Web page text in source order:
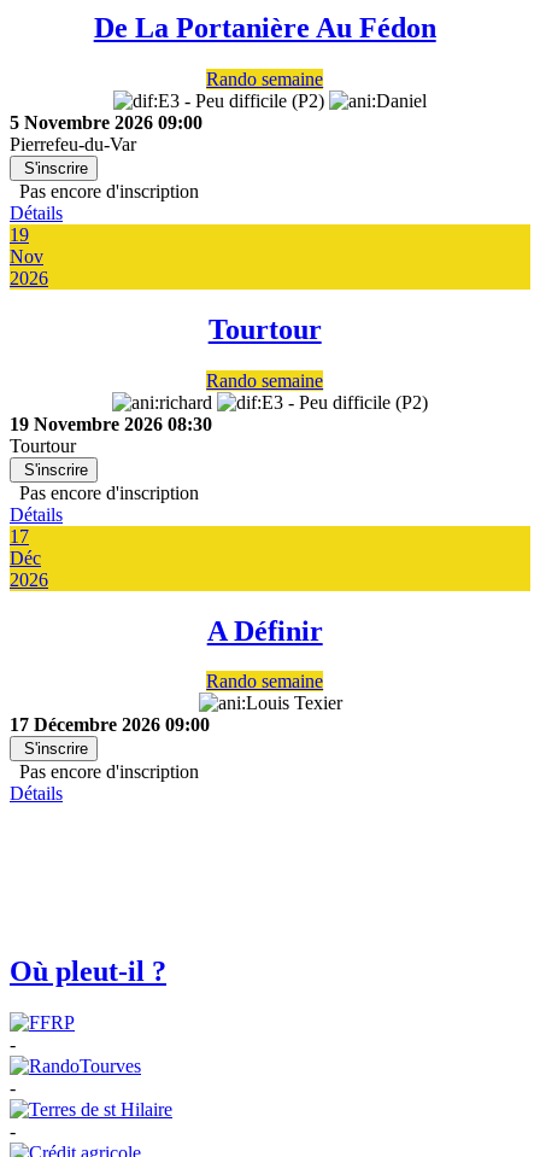
De La Portanière Au Fédon
Rando semaine
5 Novembre 2026 09:00
Pierrefeu-du-Var
S'inscrire
Pas encore d'inscription
Détails
19
Nov
2026
Tourtour
Rando semaine
19 Novembre 2026 08:30
Tourtour
S'inscrire
Pas encore d'inscription
Détails
17
Déc
2026
A Définir
Rando semaine
17 Décembre 2026 09:00
S'inscrire
Pas encore d'inscription
Détails
Où pleut-il ?
-
-
-